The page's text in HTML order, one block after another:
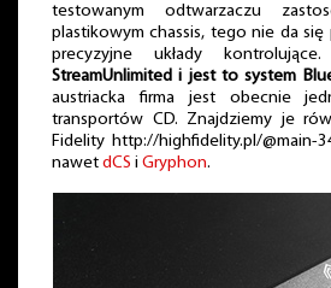
testowanym odtwarzaczu
plastikowym chassis, tego nie da
precyzyjne układy
StreamUnlimited i jest to system
austriacka firma jest obecnie
transportów CD. Znajdziemy je
Fidelity http://highfidelity.pl/@main-
nawet dCS i Gryphon.